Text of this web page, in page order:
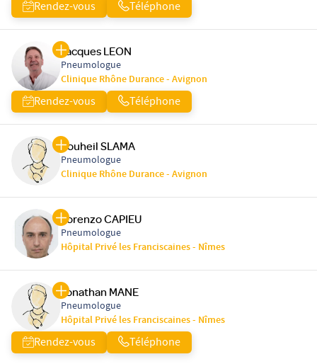
Rendez-vous Téléphone
Jacques LEON
Pneumologue
Clinique Rhône Durance - Avignon
Rendez-vous Téléphone
Souheil SLAMA
Pneumologue
Clinique Rhône Durance - Avignon
Lorenzo CAPIEU
Pneumologue
Hôpital Privé les Franciscaines - Nîmes
Jonathan MANE
Pneumologue
Hôpital Privé les Franciscaines - Nîmes
Rendez-vous Téléphone